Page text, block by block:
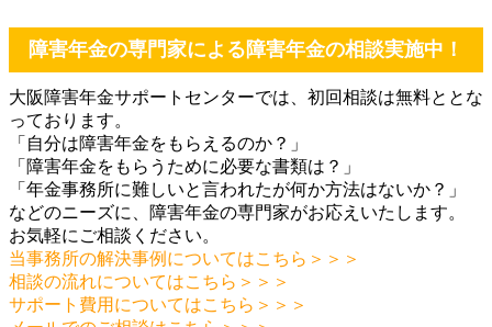
障害年金の専門家による障害年金の相談実施中！
大阪障害年金サポートセンターでは、初回相談は無料ととな
っております。
「自分は障害年金をもらえるのか？」
「障害年金をもらうために必要な書類は？」
「年金事務所に難しいと言われたが何か方法はないか？」
などのニーズに、障害年金の専門家がお応えいたします。
お気軽にご相談ください。
当事務所の解決事例についてはこちら＞＞＞
相談の流れについてはこちら＞＞＞
サポート費用についてはこちら＞＞＞